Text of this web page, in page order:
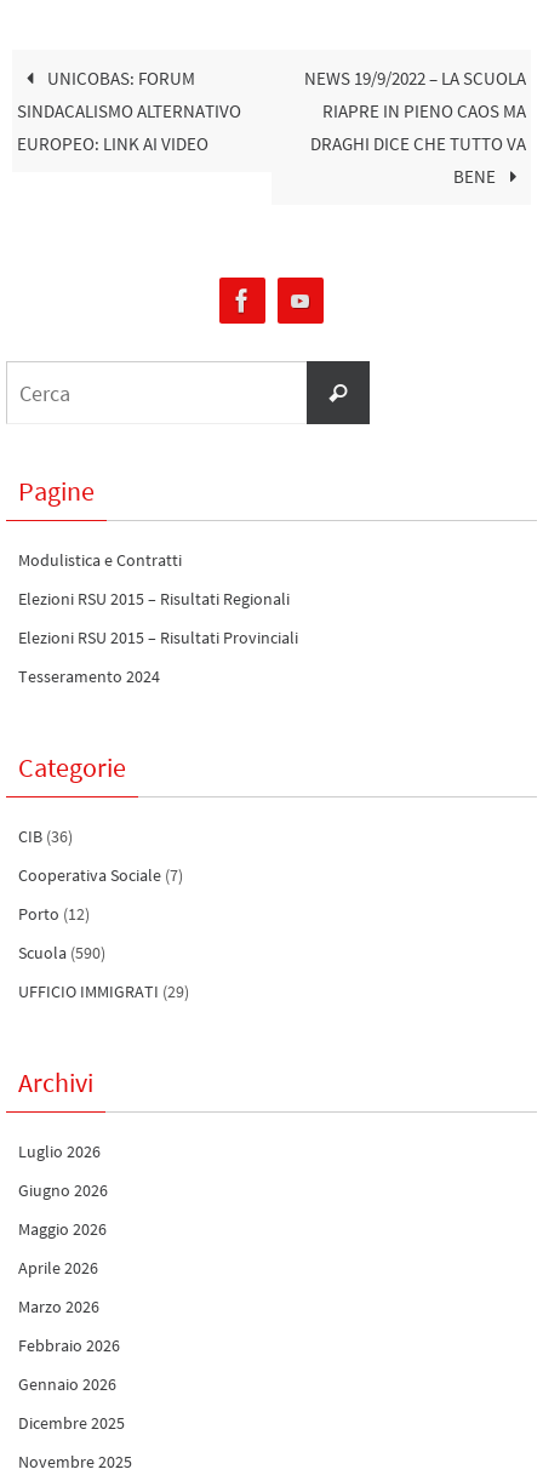
UNICOBAS: FORUM
SINDACALISMO ALTERNATIVO
EUROPEO: LINK AI VIDEO
NEWS 19/9/2022 – LA SCUOLA
RIAPRE IN PIENO CAOS MA
DRAGHI DICE CHE TUTTO VA
BENE
Pagine
Modulistica e Contratti
Elezioni RSU 2015 – Risultati Regionali
Elezioni RSU 2015 – Risultati Provinciali
Tesseramento 2024
Categorie
CIB (36)
Cooperativa Sociale (7)
Porto (12)
Scuola (590)
UFFICIO IMMIGRATI (29)
Archivi
Luglio 2026
Giugno 2026
Maggio 2026
Aprile 2026
Marzo 2026
Febbraio 2026
Gennaio 2026
Dicembre 2025
Novembre 2025